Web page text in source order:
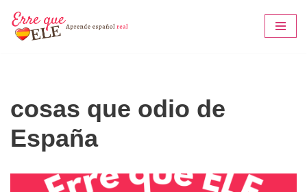
Saltar
cosas que odio de
España